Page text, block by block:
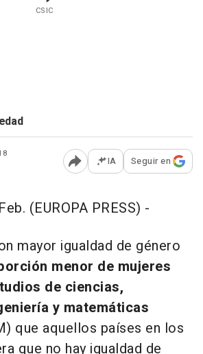
CSIC
Abrir opciones para
IA Seguir en
(EUROPA PRESS) -
mayor igualdad de género
menor de mujeres
de ciencias,
y matemáticas
que aquellos países en los
que no hay igualdad de